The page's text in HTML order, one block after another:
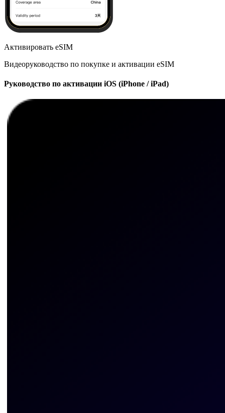
Активировать eSIM
Видеоруководство по покупке и активации eSIM
Руководство по активации iOS (iPhone / iPad)